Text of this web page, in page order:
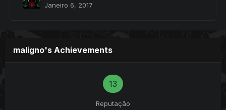
Janeiro 6, 2017
maligno's Achievements
13
Reputação